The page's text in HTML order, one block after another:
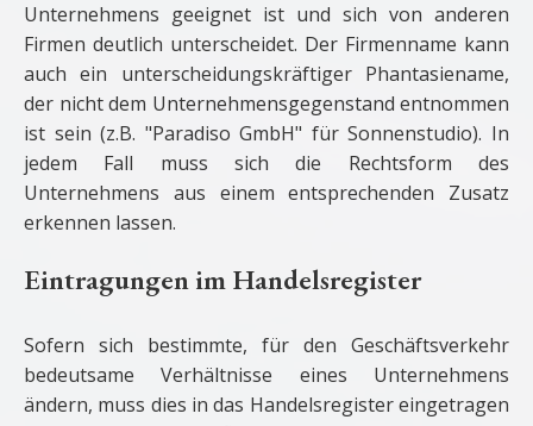
Unternehmens geeignet ist und sich von anderen
Firmen deutlich unterscheidet. Der Firmenname kann
auch ein unterscheidungskräftiger Phantasiename,
der nicht dem Unternehmensgegenstand entnommen
ist sein (z.B. "Paradiso GmbH" für Sonnenstudio). In
jedem Fall muss sich die Rechtsform des
Unternehmens aus einem entsprechenden Zusatz
erkennen lassen.
Eintragungen im Handelsregister
Sofern sich bestimmte, für den Geschäftsverkehr
bedeutsame Verhältnisse eines Unternehmens
ändern, muss dies in das Handelsregister eingetragen